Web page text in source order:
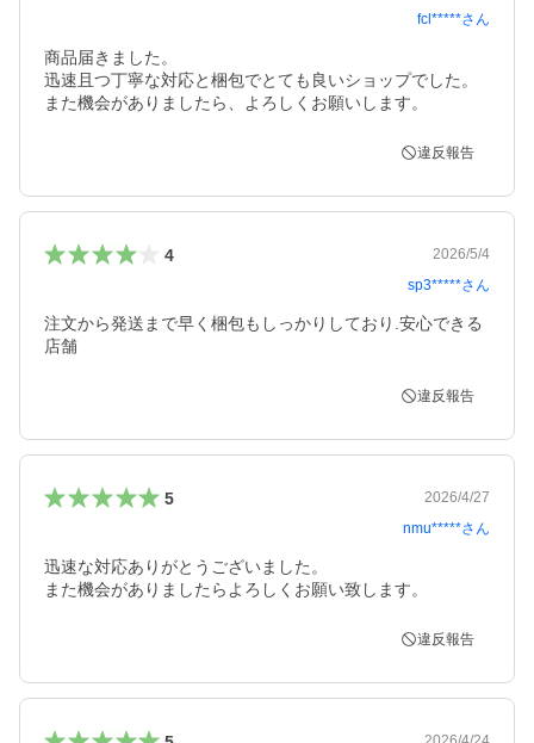
fcl*****さん
商品届きました。
迅速且つ丁寧な対応と梱包でとても良いショップでした。
また機会がありましたら、よろしくお願いします。
違反報告
4
2026/5/4
sp3*****さん
注文から発送まで早く梱包もしっかりしており.安心できる
店舗
違反報告
5
2026/4/27
nmu*****さん
迅速な対応ありがとうございました。
また機会がありましたらよろしくお願い致します。
違反報告